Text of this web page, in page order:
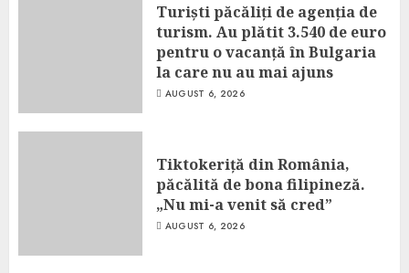
Turiști păcăliți de agenția de
turism. Au plătit 3.540 de euro
pentru o vacanță în Bulgaria
la care nu au mai ajuns
AUGUST 6, 2026
Tiktokeriță din România,
păcălită de bona filipineză.
„Nu mi-a venit să cred”
AUGUST 6, 2026